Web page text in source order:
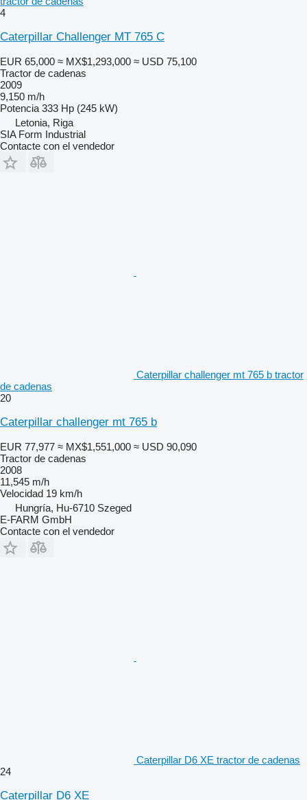
4
Caterpillar Challenger MT 765 C
EUR 65,000 ≈ MX$1,293,000 ≈ USD 75,100
Tractor de cadenas
2009
9,150 m/h
Potencia 333 Hp (245 kW)
Letonia, Riga
SIA Form Industrial
Contacte con el vendedor
Caterpillar challenger mt 765 b tractor
de cadenas
20
Caterpillar challenger mt 765 b
EUR 77,977 ≈ MX$1,551,000 ≈ USD 90,090
Tractor de cadenas
2008
11,545 m/h
Velocidad 19 km/h
Hungría, Hu-6710 Szeged
E-FARM GmbH
Contacte con el vendedor
Caterpillar D6 XE tractor de cadenas
24
Caterpillar D6 XE